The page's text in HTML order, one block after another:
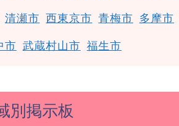
清瀬市 西東京市 青梅市 多摩市
市 武蔵村山市 福生市
別掲示板